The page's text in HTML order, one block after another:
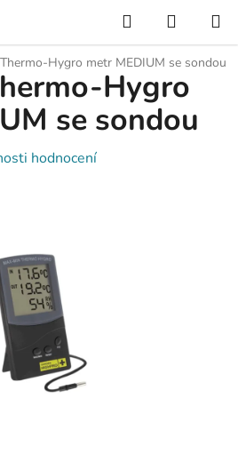
Hledat
KOŠÍK
Hygro metr MEDIUM se sondou
Hygro
se sondou
hodnocení